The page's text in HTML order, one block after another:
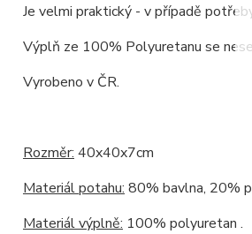
Je velmi praktický - v případě
Výplň ze 100% Polyuretanu se
Vyrobeno v ČR.
Rozměr: 40x40x7cm
Materiál potahu: 80% bavlna, 20%
Materiál výplně: 100% polyuretan .